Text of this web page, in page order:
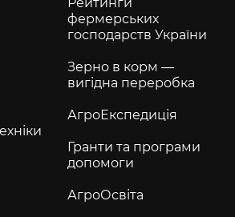
фермерських
господарств України
Зерно в корм —
вигідна переробка
АгроЕкспедиція
Гранти та програми
допомоги
АгроОсвіта